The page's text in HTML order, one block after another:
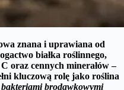
znana i uprawiana od
białka roślinnego,
oraz cennych minerałów –
kluczową rolę jako roślina
bakteriami brodawkowymi